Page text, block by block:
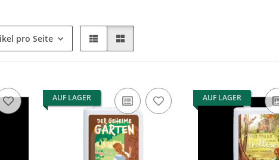
pro Seite
AUF LAGER AUF LAGER